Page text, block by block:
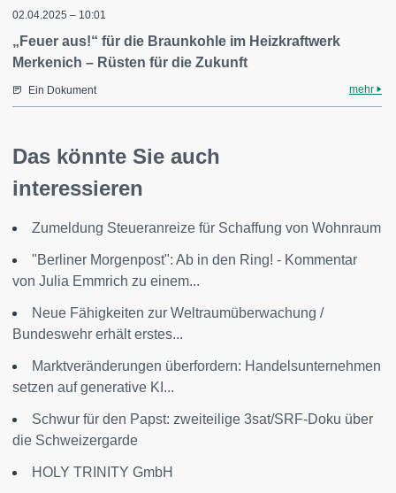
02.04.2025 – 10:01
„Feuer aus!“ für die Braunkohle im Heizkraftwerk
Merkenich – Rüsten für die Zukunft
Ein Dokument mehr
Das könnte Sie auch
interessieren
Zumeldung Steueranreize für Schaffung von Wohnraum
"Berliner Morgenpost": Ab in den Ring! - Kommentar
von Julia Emmrich zu einem...
Neue Fähigkeiten zur Weltraumüberwachung /
Bundeswehr erhält erstes...
Marktveränderungen überfordern: Handelsunternehmen
setzen auf generative KI...
Schwur für den Papst: zweiteilige 3sat/SRF-Doku über
die Schweizergarde
HOLY TRINITY GmbH